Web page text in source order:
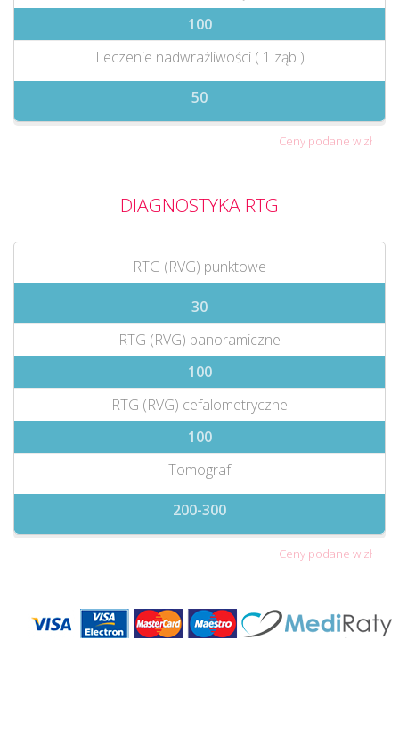
100
Leczenie nadwrażliwości ( 1 ząb )
50
Ceny podane w zł
DIAGNOSTYKA RTG
RTG (RVG) punktowe
30
RTG (RVG) panoramiczne
100
RTG (RVG) cefalometryczne
100
Tomograf
200-300
Ceny podane w zł